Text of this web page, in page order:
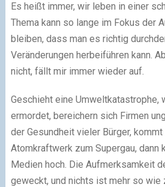
Es heißt immer, wir leben in einer
Thema kann so lange im Fokus der
bleiben, dass man es richtig
Veränderungen herbeiführen kann.
nicht, fällt mir immer wieder auf.
Geschieht eine Umweltkatastrophe,
ermordet, bereichern sich Firmen
der Gesundheit vieler Bürger,
Atomkraftwerk zum Supergau, dann
Medien hoch. Die Aufmerksamkeit
geweckt, und nichts ist mehr so wie